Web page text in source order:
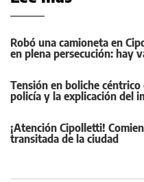
Robó una camioneta en
en plena persecución: hay
Tensión en boliche
policía y la explicación del
¡Atención Cipolletti!
transitada de la ciudad